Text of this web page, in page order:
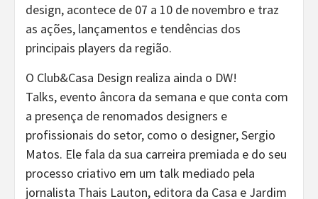
design, acontece de 07 a 10 de novembro e traz
as ações, lançamentos e tendências dos
principais players da região.
O Club&Casa Design realiza ainda o DW!
Talks, evento âncora da semana e que conta com
a presença de renomados designers e
profissionais do setor, como o designer, Sergio
Matos. Ele fala da sua carreira premiada e do seu
processo criativo em um talk mediado pela
jornalista Thais Lauton, editora da Casa e Jardim